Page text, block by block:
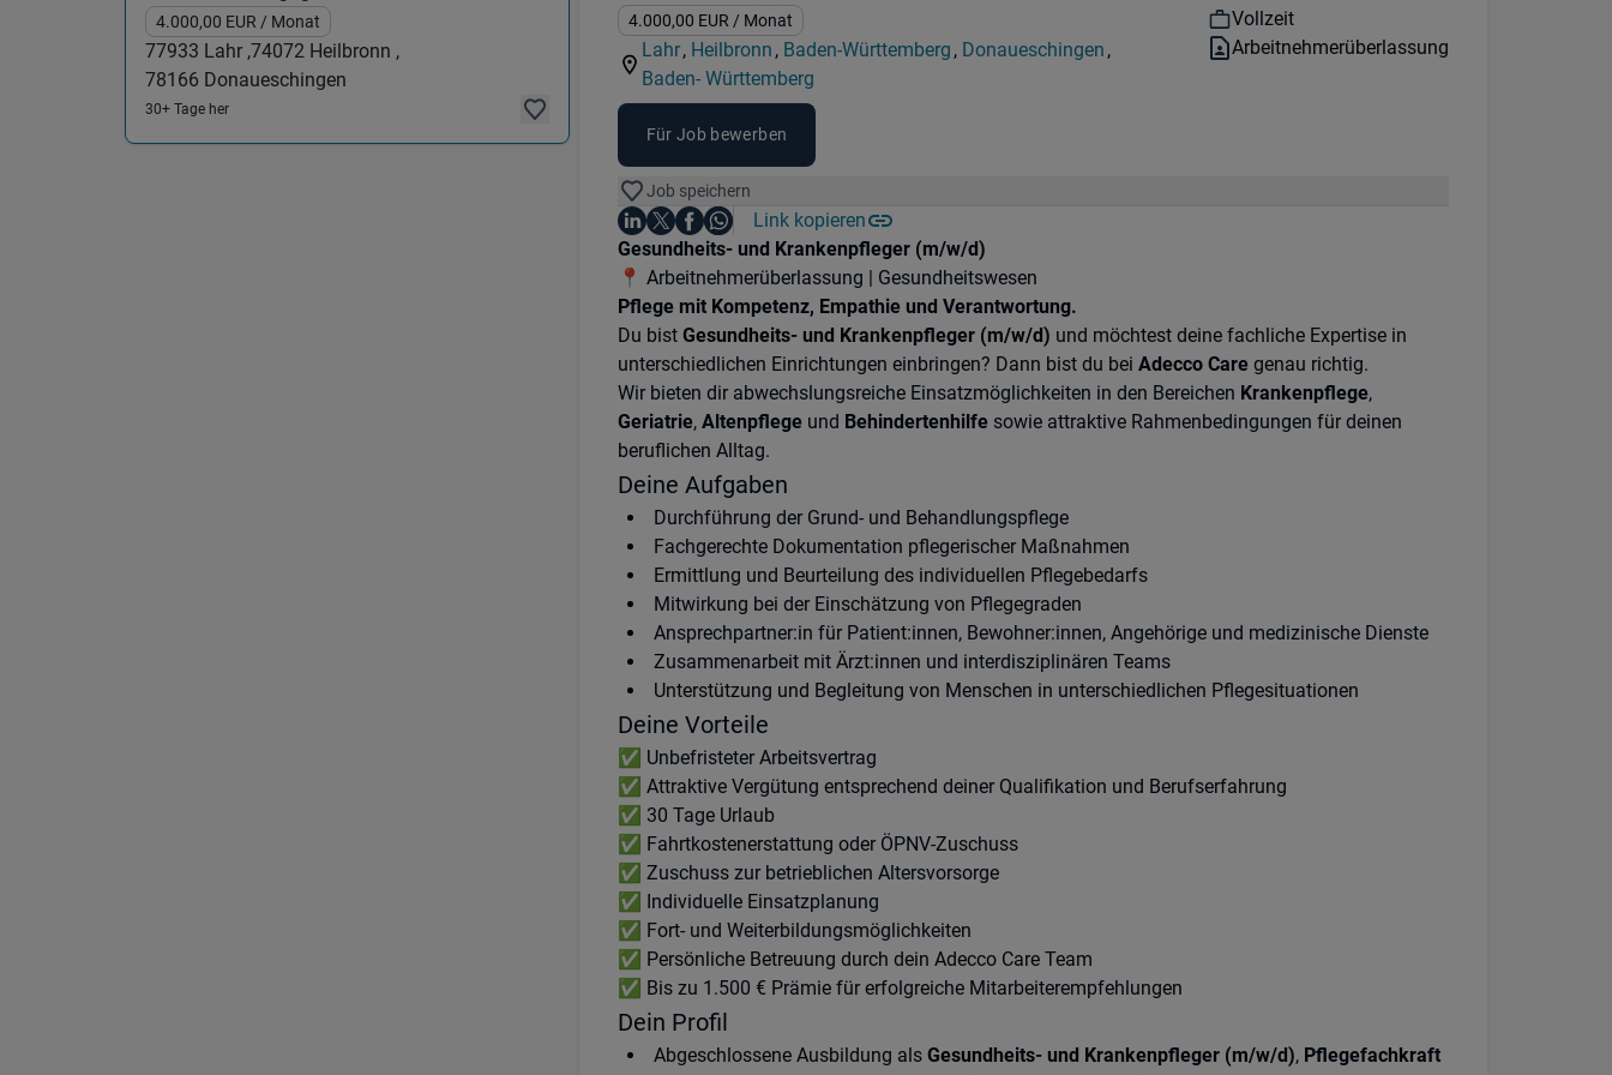
4.000,00 EUR / Monat
77933 Lahr ,74072 Heilbronn ,
78166 Donaueschingen
30+ Tage her
Gehalt:
4.000,00 EUR / Monat
Standorte:
Lahr,
Standorte:
Heilbronn ,
Region:
Baden-Württemberg ,
Standorte:
Donaueschingen ,
Region:
Baden- Württemberg
Workhours:
Vollzeit
Vertragsart:
Arbeitnehmerüberlassung
Für Job bewerben
Job speichern
Teile diesen Job
Auf LinkedIn teilen
Auf X teilen
Auf Facebook teilen
Auf WhatsApp teilen
Link kopieren
Einleitung
Gesundheits- und Krankenpfleger (m/w/d)
📍 Arbeitnehmerüberlassung | Gesundheitswesen
Pflege mit Kompetenz, Empathie und Verantwortung.
Du bist Gesundheits- und Krankenpfleger (m/w/d) und möchtest deine fachliche Expertise in
unterschiedlichen Einrichtungen einbringen? Dann bist du bei Adecco Caregenau richtig.
Wir bieten dir abwechslungsreiche Einsatzmöglichkeiten in den Bereichen Krankenpflege,
Geriatrie, Altenpflegeund Behindertenhilfesowie attraktive Rahmenbedingungen für deinen
beruflichen Alltag.
Deine Aufgaben
Durchführung der Grund- und Behandlungspflege
Fachgerechte Dokumentation pflegerischer Maßnahmen
Ermittlung und Beurteilung des individuellen Pflegebedarfs
Mitwirkung bei der Einschätzung von Pflegegraden
Ansprechpartner:in für Patient:innen, Bewohner:innen, Angehörige und medizinische Dienste
Zusammenarbeit mit Ärzt:innen und interdisziplinären Teams
Unterstützung und Begleitung von Menschen in unterschiedlichen Pflegesituationen
Deine Vorteile
✅ Unbefristeter Arbeitsvertrag
✅ Attraktive Vergütung entsprechend deiner Qualifikation und Berufserfahrung
✅ 30 Tage Urlaub
✅ Fahrtkostenerstattung oder ÖPNV-Zuschuss
✅ Zuschuss zur betrieblichen Altersvorsorge
✅ Individuelle Einsatzplanung
✅ Fort- und Weiterbildungsmöglichkeiten
✅ Persönliche Betreuung durch dein Adecco Care Team
✅ Bis zu 1.500 € Prämie für erfolgreiche Mitarbeiterempfehlungen
Dein Profil
Abgeschlossene Ausbildung als Gesundheits- und Krankenpfleger (m/w/d), Pflegefachkraft